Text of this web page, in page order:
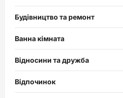
Будівництво та ремонт
Ванна кімната
Відносини та дружба
Відпочинок